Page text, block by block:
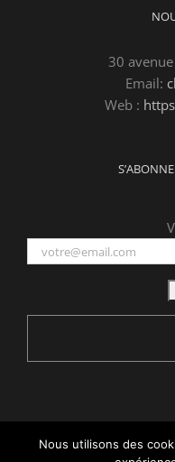
30
Email:
Web :
Copyright 2015 - 2026
Nous utilisons des